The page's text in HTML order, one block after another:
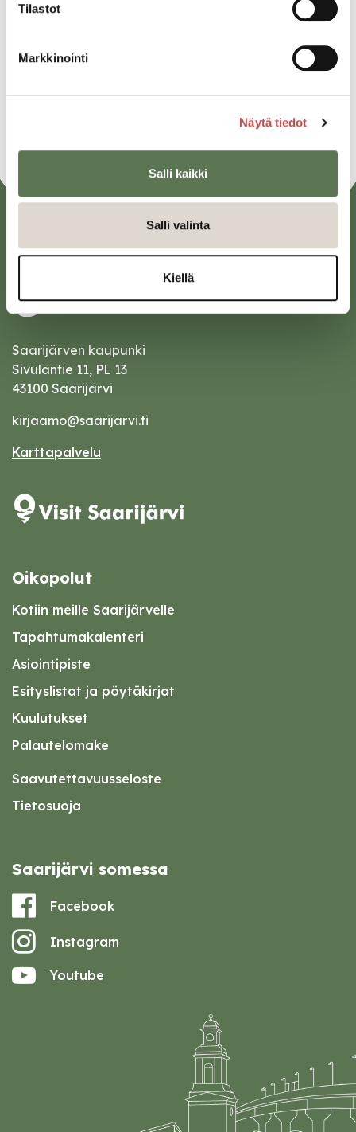
Tilastot
Markkinointi
Näytä tiedot
Salli kaikki
Salli valinta
Kiellä
Facebook
Saarijärven kaupunki
Sivulantie 11, PL 13
43100 Saarijärvi
kirjaamo@saarijarvi.fi
Karttapalvelu
Oikopolut
Kotiin meille Saarijärvelle
Tapahtumakalenteri
Asiointipiste
Esityslistat ja pöytäkirjat
Kuulutukset
Palautelomake
Saavutettavuusseloste
Tietosuoja
Saarijärvi somessa
Facebook
Instagram
Youtube